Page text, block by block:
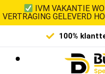
IVM VAKANTIE
VERTRAGING GELEVERD
100%